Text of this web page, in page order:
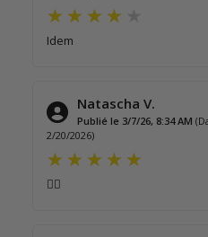
Idem
Natascha V.
Publié le 3/7/26, 8:34 AM
2/20/2026)
👌🏻